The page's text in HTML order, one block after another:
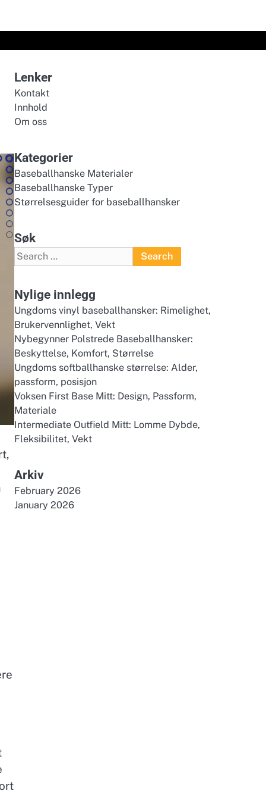
Lenker
Kontakt
Innhold
Om oss
Kategorier
Baseballhanske Materialer
Baseballhanske Typer
Størrelsesguider for baseballhansker
Søk
Search
for:
Nylige innlegg
Ungdoms vinyl baseballhansker: Rimelighet,
Brukervennlighet, Vekt
Nybegynner Polstrede Baseballhansker:
Beskyttelse, Komfort, Størrelse
Ungdoms softballhanske størrelse: Alder,
passform, posisjon
Voksen First Base Mitt: Design, Passform,
Materiale
Intermediate Outfield Mitt: Lomme Dybde,
Fleksibilitet, Vekt
Arkiv
February 2026
January 2026